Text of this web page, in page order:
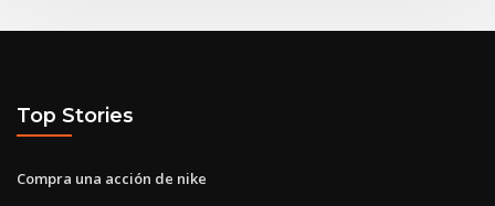
Top Stories
Compra una acción de nike